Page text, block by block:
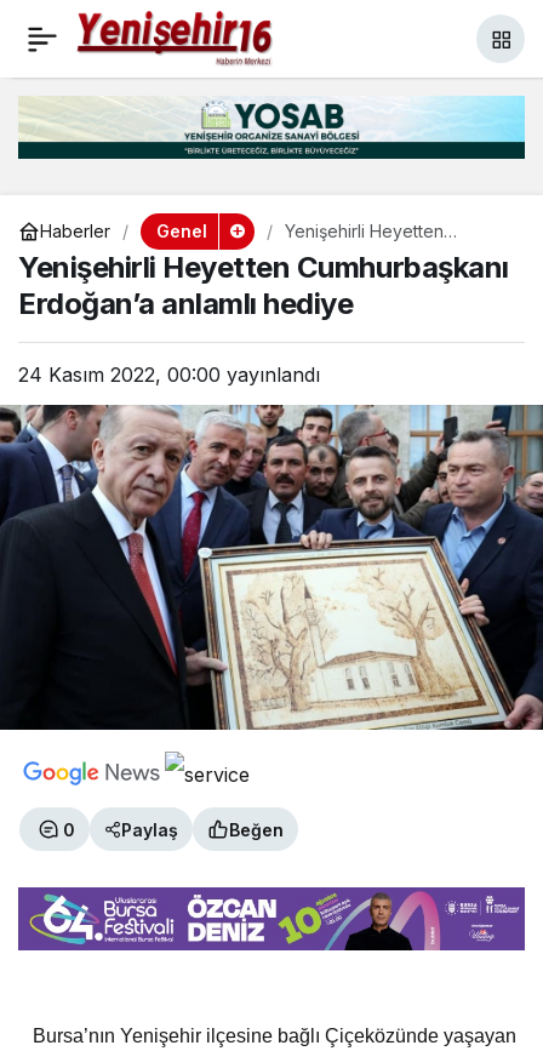
Haberler Genel
Yenişehirli Heyetten
anlamlı hediye
Yenişehirli Heyetten Cumhurbaşkanı
Erdoğan’a anlamlı hediye
24 Kasım 2022, 00:00 yayınlandı
0 Paylaş Beğen
Bursa’nın Yenişehir ilçesine bağlı Çiçeközünde yaşayan
YENİŞEHİR’İN EN BÜYÜK
EKSİĞİNİ BAŞKANLARA
SORDUK
Paylaş